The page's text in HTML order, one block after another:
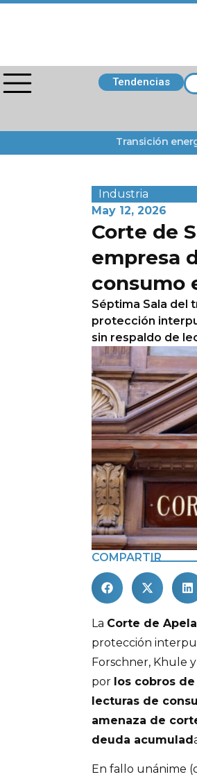
Tendencias
Transición
Industria
May 12, 2026
Corte de
empresa
consumo
Séptima Sala del
protección
sin respaldo de
COMPARTIR
La Corte de
protección
Forschner, Khule
por los cobros
lecturas de
amenaza de
deuda acumulad
En fallo unánime